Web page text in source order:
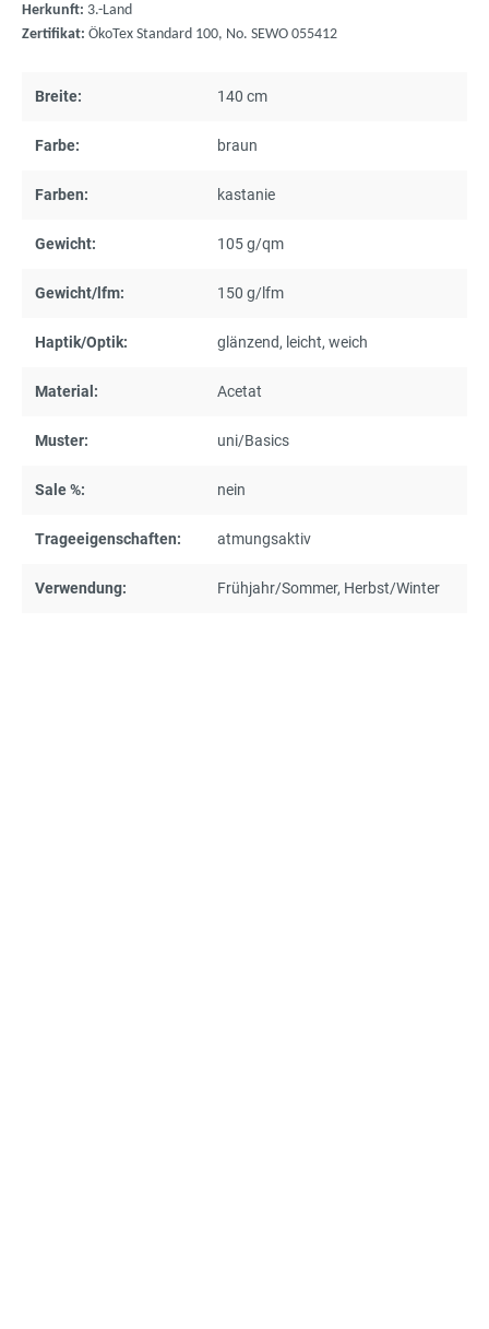
Herkunft: 3.-Land
Zertifikat: ÖkoTex Standard 100, No. SEWO 055412
Breite: 140 cm
Farbe: braun
Farben: kastanie
Gewicht: 105 g/qm
Gewicht/lfm: 150 g/lfm
Haptik/Optik: glänzend, leicht, weich
Material: Acetat
Muster: uni/Basics
Sale %: nein
Trageeigenschaften: atmungsaktiv
Verwendung: Frühjahr/Sommer, Herbst/Winter